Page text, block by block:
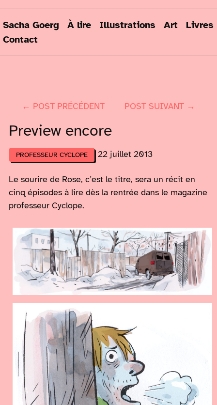
Sacha Goerg À lire Illustrations Art
Livres
Contact
← POST PRÉCÉDENT POST SUIVANT →
Preview encore
PROFESSEUR CYCLOPE 22 juillet 2013
Le sourire de Rose, c’est le titre, sera un récit en
cinq épisodes à lire dès la rentrée dans le magazine
professeur Cyclope.